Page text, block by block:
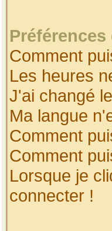
Comment
Les heures
J'ai changé
Ma langue
Comment
Comment
Lorsque je
connecter !